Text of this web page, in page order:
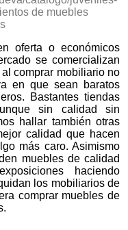
oferta o económicos
se comercializan
comprar mobiliario no
en que sean baratos
Bastantes tiendas
sin calidad sin
hallar también otras
calidad que hacen
más caro. Asimismo
muebles de calidad
haciendo
los mobiliarios de
comprar muebles de